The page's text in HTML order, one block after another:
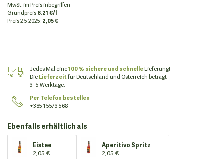
MwSt. im Preis inbegriffen
Grundpreis6.21 €/l
Preis2.5.2025:2,05 €
Jedes Mal eine100 % sichere und schnelleLieferung!
DieLieferzeitfür Deutschland und Österreich beträgt
3–5 Werktage.
Per Telefon bestellen
+385 1 5573 568
Ebenfalls erhältlich als
Eistee
2,05 €
Aperitivo Spritz
2,05 €